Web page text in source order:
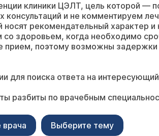
клиники ЦЭЛТ, цель которой —
и не комментируем
рекомендательный характер и
со здоровьем, когда необходимо
поэтому возможны
для поиска ответа на
разбиты по врачебным
Выберите тему